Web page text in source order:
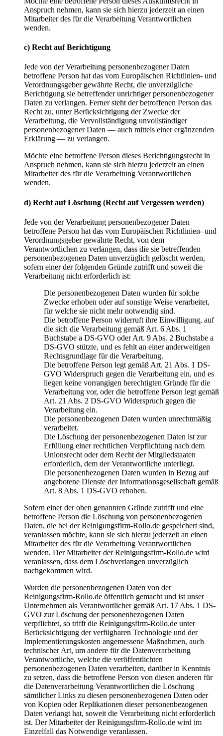
Anspruch nehmen, kann sie sich hierzu jederzeit an einen
Mitarbeiter des für die Verarbeitung Verantwortlichen
wenden.
c) Recht auf Berichtigung
Jede von der Verarbeitung personenbezogener Daten
betroffene Person hat das vom Europäischen Richtlinien- und
Verordnungsgeber gewährte Recht, die unverzügliche
Berichtigung sie betreffender unrichtiger personenbezogener
Daten zu verlangen. Ferner steht der betroffenen Person das
Recht zu, unter Berücksichtigung der Zwecke der
Verarbeitung, die Vervollständigung unvollständiger
personenbezogener Daten — auch mittels einer ergänzenden
Erklärung — zu verlangen.
Möchte eine betroffene Person dieses Berichtigungsrecht in
Anspruch nehmen, kann sie sich hierzu jederzeit an einen
Mitarbeiter des für die Verarbeitung Verantwortlichen
wenden.
d) Recht auf Löschung (Recht auf Vergessen werden)
Jede von der Verarbeitung personenbezogener Daten
betroffene Person hat das vom Europäischen Richtlinien- und
Verordnungsgeber gewährte Recht, von dem
Verantwortlichen zu verlangen, dass die sie betreffenden
personenbezogenen Daten unverzüglich gelöscht werden,
sofern einer der folgenden Gründe zutrifft und soweit die
Verarbeitung nicht erforderlich ist:
Die personenbezogenen Daten wurden für solche
Zwecke erhoben oder auf sonstige Weise verarbeitet,
für welche sie nicht mehr notwendig sind.
Die betroffene Person widerruft ihre Einwilligung, auf
die sich die Verarbeitung gemäß Art. 6 Abs. 1
Buchstabe a DS-GVO oder Art. 9 Abs. 2 Buchstabe a
DS-GVO stützte, und es fehlt an einer anderweitigen
Rechtsgrundlage für die Verarbeitung.
Die betroffene Person legt gemäß Art. 21 Abs. 1 DS-
GVO Widerspruch gegen die Verarbeitung ein, und es
liegen keine vorrangigen berechtigten Gründe für die
Verarbeitung vor, oder die betroffene Person legt gemäß
Art. 21 Abs. 2 DS-GVO Widerspruch gegen die
Verarbeitung ein.
Die personenbezogenen Daten wurden unrechtmäßig
verarbeitet.
Die Löschung der personenbezogenen Daten ist zur
Erfüllung einer rechtlichen Verpflichtung nach dem
Unionsrecht oder dem Recht der Mitgliedstaaten
erforderlich, dem der Verantwortliche unterliegt.
Die personenbezogenen Daten wurden in Bezug auf
angebotene Dienste der Informationsgesellschaft gemäß
Art. 8 Abs. 1 DS-GVO erhoben.
Sofern einer der oben genannten Gründe zutrifft und eine
betroffene Person die Löschung von personenbezogenen
Daten, die bei der Reinigungsfirm-Rollo.de gespeichert sind,
veranlassen möchte, kann sie sich hierzu jederzeit an einen
Mitarbeiter des für die Verarbeitung Verantwortlichen
wenden. Der Mitarbeiter der Reinigungsfirm-Rollo.de wird
veranlassen, dass dem Löschverlangen unverzüglich
nachgekommen wird.
Wurden die personenbezogenen Daten von der
Reinigungsfirm-Rollo.de öffentlich gemacht und ist unser
Unternehmen als Verantwortlicher gemäß Art. 17 Abs. 1 DS-
GVO zur Löschung der personenbezogenen Daten
verpflichtet, so trifft die Reinigungsfirm-Rollo.de unter
Berücksichtigung der verfügbaren Technologie und der
Implementierungskosten angemessene Maßnahmen, auch
technischer Art, um andere für die Datenverarbeitung
Verantwortliche, welche die veröffentlichten
personenbezogenen Daten verarbeiten, darüber in Kenntnis
zu setzen, dass die betroffene Person von diesen anderen für
die Datenverarbeitung Verantwortlichen die Löschung
sämtlicher Links zu diesen personenbezogenen Daten oder
von Kopien oder Replikationen dieser personenbezogenen
Daten verlangt hat, soweit die Verarbeitung nicht erforderlich
ist. Der Mitarbeiter der Reinigungsfirm-Rollo.de wird im
Einzelfall das Notwendige veranlassen.